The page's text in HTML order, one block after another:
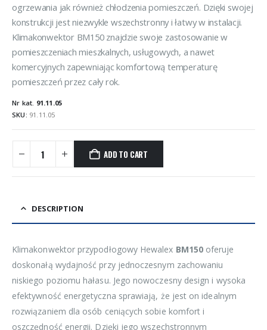
ogrzewania jak również chłodzenia pomieszczeń. Dzięki swojej
konstrukcji jest niezwykle wszechstronny i łatwy w instalacji.
Klimakonwektor BM150 znajdzie swoje zastosowanie w
pomieszczeniach mieszkalnych, usługowych, a nawet
komercyjnych zapewniając komfortową temperaturę
pomieszczeń przez cały rok.
Nr kat. 91.11.05
SKU: 91.11.05
ADD TO CART
DESCRIPTION
Klimakonwektor przypodłogowy Hewalex BM150oferuje
doskonałą wydajność przy jednoczesnym zachowaniu
niskiego poziomu hałasu. Jego nowoczesny design i wysoka
efektywność energetyczna sprawiają, że jest on idealnym
rozwiązaniem dla osób ceniących sobie komfort i
oszczędność energii. Dzięki jego wszechstronnym